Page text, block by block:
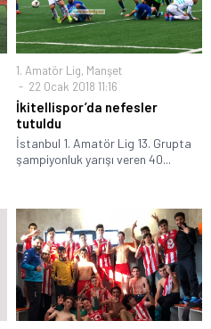
1. Amatör Lig, Manşet
22 Ocak 2018 11:16
İkitellispor’da nefesler
tutuldu
İstanbul 1. Amatör Lig 13. Grupta
şampiyonluk yarışı veren 40...